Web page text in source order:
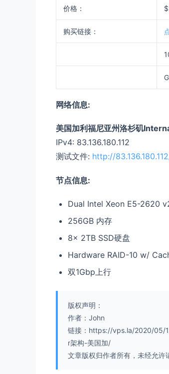
价格：
购买链接：
网络信息:
美国加利福尼亚州洛杉矶
IPv4: 83.136.180.112
测试文件: http://
节点信息:
Dual Intel Xeon E5-2620
256GB 内存
8x 2TB SSD硬盘
Hardware RAID-10 w/
双1Gbp上行
版权声明：
作者：John
链接：https://vps.la/2020/05/
r架构-美国加/
文章版权归作者所有，未经允许